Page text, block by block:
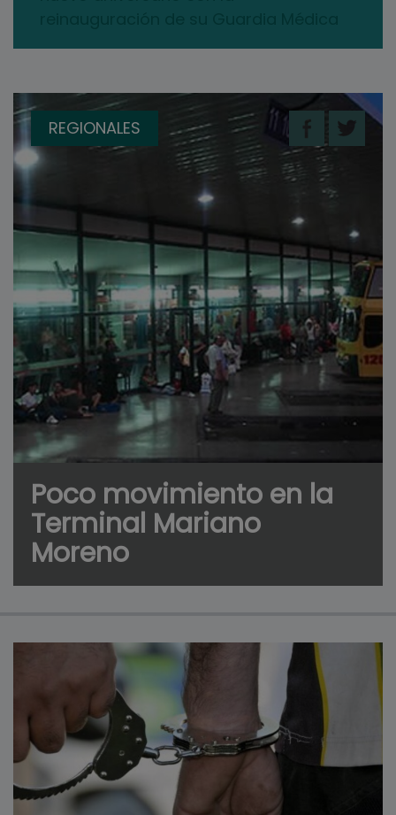
REGIONALES
Poco movimiento en la
Terminal Mariano
Moreno